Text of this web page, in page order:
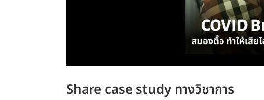
Share case study ทางวิชาการ